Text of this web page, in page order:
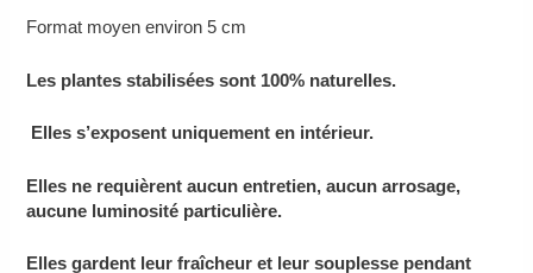
Format moyen environ 5 cm
Les plantes stabilisées sont 100% naturelles.
Elles s’exposent uniquement en intérieur.
Elles ne requièrent aucun entretien, aucun arrosage,
aucune luminosité particulière.
Elles gardent leur fraîcheur et leur souplesse pendant